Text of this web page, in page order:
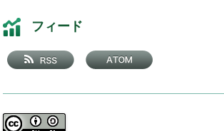
2017年12月
2017年11月
2017年10月
2017年9月
2017年6月
フィード